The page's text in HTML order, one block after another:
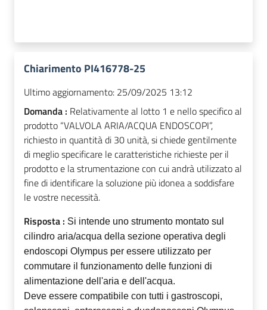
Chiarimento PI416778-25
Ultimo aggiornamento: 25/09/2025 13:12
Domanda : Relativamente al lotto 1 e nello specifico al
prodotto “VALVOLA ARIA/ACQUA ENDOSCOPI”,
richiesto in quantità di 30 unità, si chiede gentilmente
di meglio specificare le caratteristiche richieste per il
prodotto e la strumentazione con cui andrà utilizzato al
fine di identificare la soluzione più idonea a soddisfare
le vostre necessità.
Risposta : Si intende uno strumento montato sul
cilindro aria/acqua della sezione operativa degli
endoscopi Olympus per essere utilizzato per
commutare il funzionamento delle funzioni di
alimentazione dell'aria e dell'acqua.
Deve essere compatibile con tutti i gastroscopi,